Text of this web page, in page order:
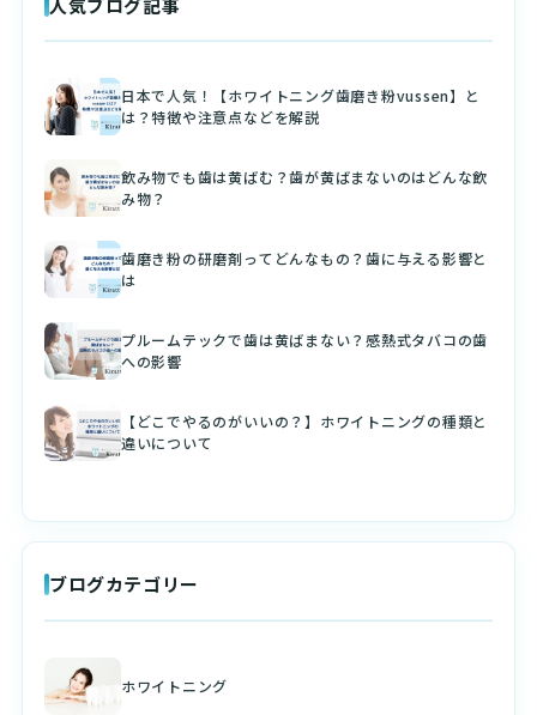
日本で人気！【ホワイトニング歯磨き粉vussen】と
は？特徴や注意点などを解説
飲み物でも歯は黄ばむ？歯が黄ばまないのはどんな飲
み物？
歯磨き粉の研磨剤ってどんなもの？歯に与える影響と
は
プルームテックで歯は黄ばまない？感熱式タバコの歯
への影響
【どこでやるのがいいの？】ホワイトニングの種類と
違いについて
ブログカテゴリー
ホワイトニング